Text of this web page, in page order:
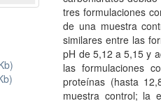
tres formulaciones
de una muestra
similares entre las
pH de 5,12 a 5,15 y
las formulaciones
proteínas (hasta
muestra control; la